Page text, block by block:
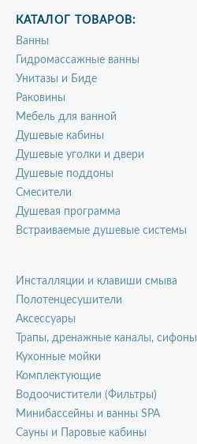
КАТАЛОГ ТОВАРОВ:
Ванны
Гидромассажные ванны
Унитазы и Биде
Раковины
Мебель для ванной
Душевые кабины
Душевые уголки и двери
Душевые поддоны
Смесители
Душевая программа
Встраиваемые душевые системы
Инсталляции и клавиши смыва
Полотенцесушители
Аксессуары
Трапы, дренажные каналы, сифоны
Кухонные мойки
Комплектующие
Водоочистители (Фильтры)
Минибассейны и ванны SPA
Сауны и Паровые кабины